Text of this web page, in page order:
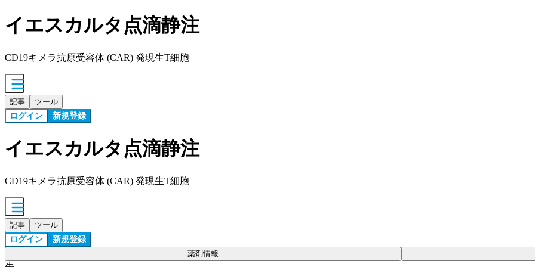
イエスカルタ点滴静注
CD19キメラ抗原受容体 (CAR) 発現生T細胞
記事 ツール
ログイン 新規登録
イエスカルタ点滴静注
CD19キメラ抗原受容体 (CAR) 発現生T細胞
記事 ツール
ログイン 新規登録
薬剤情報